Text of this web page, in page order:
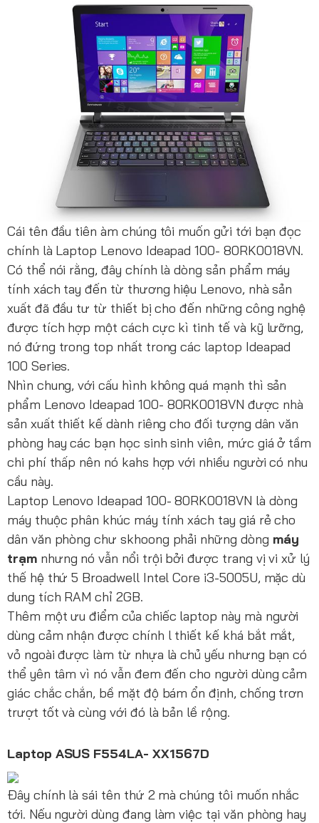
Cái tên đầu tiên àm chúng tôi muốn gửi tới bạn đọc
chính là Laptop Lenovo Ideapad 100- 80RK0018VN.
Có thể nói rằng, đây chính là dòng sản phẩm máy
tính xách tay đến từ thương hiệu Lenovo, nhà sản
xuất đã đầu tư từ thiết bị cho đến những công nghệ
được tích hợp một cách cực kì tinh tế và kỹ lưỡng,
nó đứng trong top nhất trong các laptop Ideapad
100 Series.
Nhìn chung, với cấu hình không quá mạnh thì sản
phẩm Lenovo Ideapad 100- 80RK0018VN được nhà
sản xuất thiết kế dành riêng cho đối tượng dân văn
phòng hay các bạn học sinh sinh viên, mức giá ở tầm
chi phí thấp nên nó kahs hợp với nhiều người có nhu
cầu này.
Laptop Lenovo Ideapad 100- 80RK0018VN là dòng
máy thuộc phân khúc máy tính xách tay giá rẻ cho
dân văn phòng chư skhoong phải những dòng máy
trạmnhưng nó vẫn nổi trội bởi được trang vị vi xử lý
thế hệ thứ 5 Broadwell Intel Core i3-5005U, mặc dù
dung tích RAM chỉ 2GB.
Thêm một ưu điểm của chiếc laptop này mà người
dùng cảm nhận được chính l thiết kế khá bắt mắt,
vỏ ngoài được làm từ nhựa là chủ yếu nhưng bạn có
thể yên tâm vì nó vẫn đem đến cho người dùng cảm
giác chắc chắn, bề mặt độ bám ổn định, chống trơn
trượt tốt và cùng với đó là bản lề rộng.
Laptop ASUS F554LA- XX1567D
Đây chính là sái tên thứ 2 mà chúng tôi muốn nhắc
tới. Nếu người dùng đang làm việc tại văn phòng hay